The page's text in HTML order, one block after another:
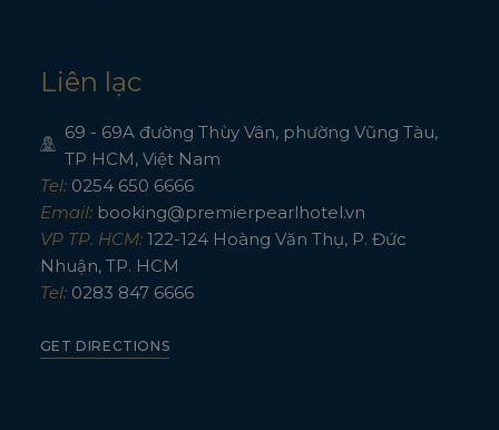
Liên lạc
69 - 69A đường Thùy Vân, phường Vũng Tàu,
TP HCM, Việt Nam
Tel:0254 650 6666
Email: booking@premierpearlhotel.vn
VP TP. HCM:122-124 Hoàng Văn Thụ, P. Đức
Nhuận, TP. HCM
Tel:0283 847 6666
GET DIRECTIONS